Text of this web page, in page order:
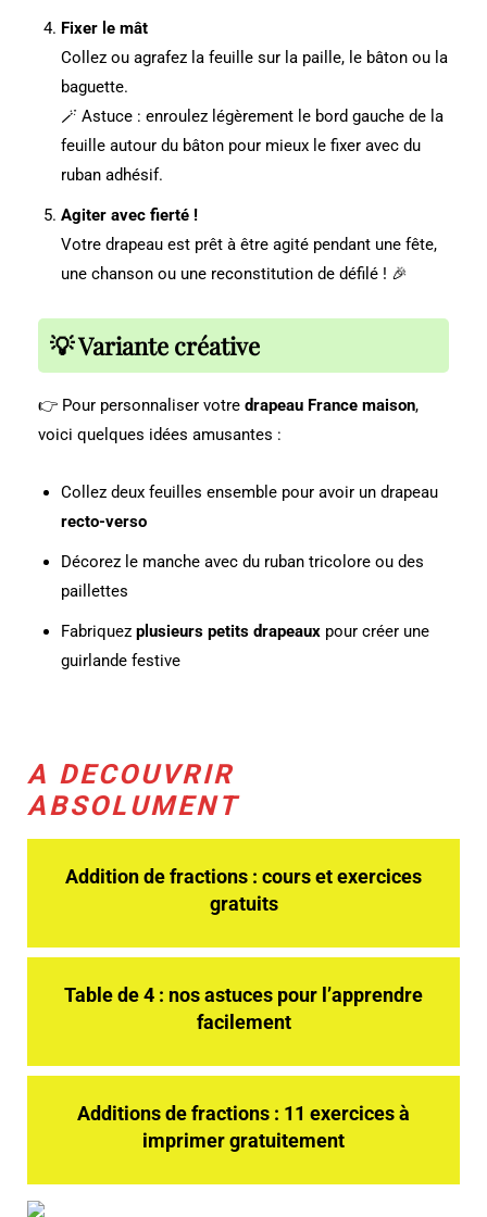
Fixer le mât
Collez ou agrafez la feuille sur la paille, le bâton ou la
baguette.
🪄 Astuce : enroulez légèrement le bord gauche de la
feuille autour du bâton pour mieux le fixer avec du
ruban adhésif.
Agiter avec fierté !
Votre drapeau est prêt à être agité pendant une fête,
une chanson ou une reconstitution de défilé ! 🎉
💡 Variante créative
👉 Pour personnaliser votre drapeau France maison,
voici quelques idées amusantes :
Collez deux feuilles ensemble pour avoir un drapeau
recto-verso
Décorez le manche avec du ruban tricolore ou des
paillettes
Fabriquez plusieurs petits drapeaux pour créer une
guirlande festive
A DECOUVRIR
ABSOLUMENT
Addition de fractions : cours et exercices
gratuits
Table de 4 : nos astuces pour l’apprendre
facilement
Additions de fractions : 11 exercices à
imprimer gratuitement